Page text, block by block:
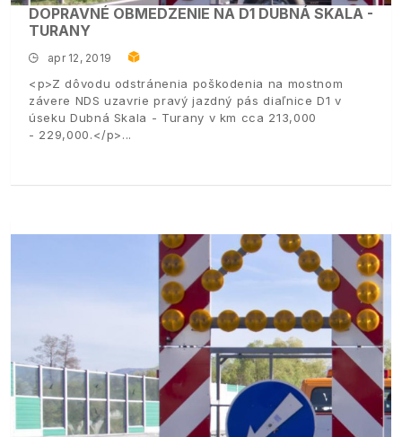
DOPRAVNÉ OBMEDZENIE NA D1 DUBNÁ SKALA -
TURANY
apr 12, 2019
<p>Z dôvodu odstránenia poškodenia na mostnom
závere NDS uzavrie pravý jazdný pás diaľnice D1 v
úseku Dubná Skala - Turany v km cca 213,000
- 229,000.</p>